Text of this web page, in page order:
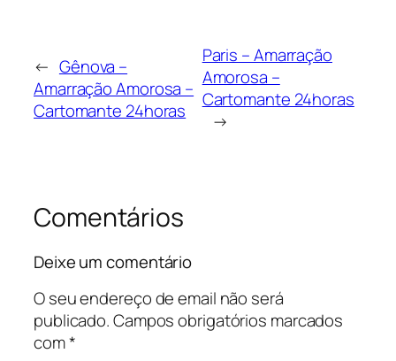
← Gênova –
Amarração Amorosa –
Cartomante 24horas
Paris – Amarração
Amorosa –
Cartomante 24horas
→
Comentários
Deixe um comentário
O seu endereço de email não será
publicado.Campos obrigatórios marcados
com*